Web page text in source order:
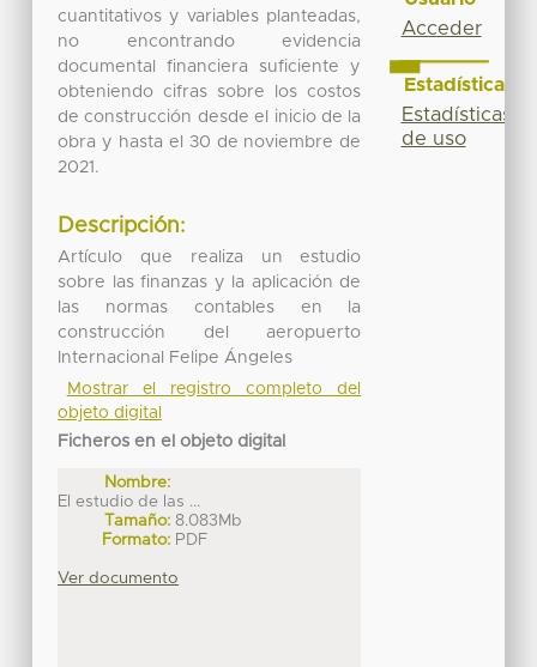
cuantitativos y variables planteadas,
no encontrando evidencia
documental financiera suficiente y
obteniendo cifras sobre los costos
de construcción desde el inicio de la
obra y hasta el 30 de noviembre de
2021.
Descripción:
Artículo que realiza un estudio
sobre las finanzas y la aplicación de
las normas contables en la
construcción del aeropuerto
Internacional Felipe Ángeles
Mostrar el registro completo del
objeto digital
Ficheros en el objeto digital
Nombre:
El estudio de las ...
Tamaño: 8.083Mb
Formato: PDF
Ver documento
Acceder
Estadísticas
Estadísticas
de uso